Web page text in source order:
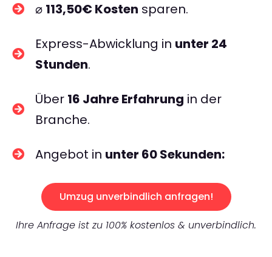
⌀ 113,50€ Kosten sparen.
Express-Abwicklung in unter 24
Stunden.
Über 16 Jahre Erfahrung in der
Branche.
Angebot in unter 60 Sekunden:
Umzug unverbindlich anfragen!
Ihre Anfrage ist zu 100% kostenlos & unverbindlich.